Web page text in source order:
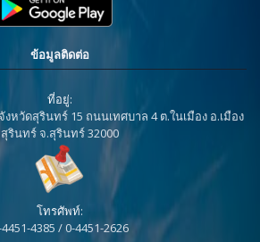
ข้อมูลติดต่อ
ที่อยู่:
วัดสุรินทร์ 15 ถนนเทศบาล 4 ต.ในเมือง อ.เมือง
สุรินทร์ จ.สุรินทร์ 32000
โทรศัพท์:
4385 / 0-4451-2626